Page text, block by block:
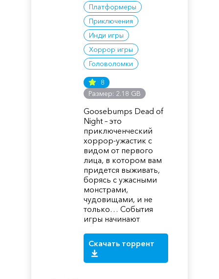
Платформеры
Приключения
Инди игры
Хоррор игры
Головоломки
8
Размер: 2.18 GB
Goosebumps Dead of
Night – это
приключенческий
хоррор-ужастик с
видом от первого
лица, в котором вам
придется выживать,
борясь с ужасными
монстрами,
чудовищами, и не
только… События
игры начинают
Скачать торрент